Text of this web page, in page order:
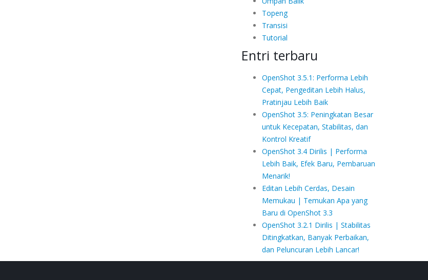
Topeng
Transisi
Tutorial
Entri terbaru
OpenShot 3.5.1: Performa Lebih
Cepat, Pengeditan Lebih Halus,
Pratinjau Lebih Baik
OpenShot 3.5: Peningkatan Besar
untuk Kecepatan, Stabilitas, dan
Kontrol Kreatif
OpenShot 3.4 Dirilis | Performa
Lebih Baik, Efek Baru, Pembaruan
Menarik!
Editan Lebih Cerdas, Desain
Memukau | Temukan Apa yang
Baru di OpenShot 3.3
OpenShot 3.2.1 Dirilis | Stabilitas
Ditingkatkan, Banyak Perbaikan,
dan Peluncuran Lebih Lancar!